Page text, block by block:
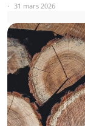
31 mars 2026